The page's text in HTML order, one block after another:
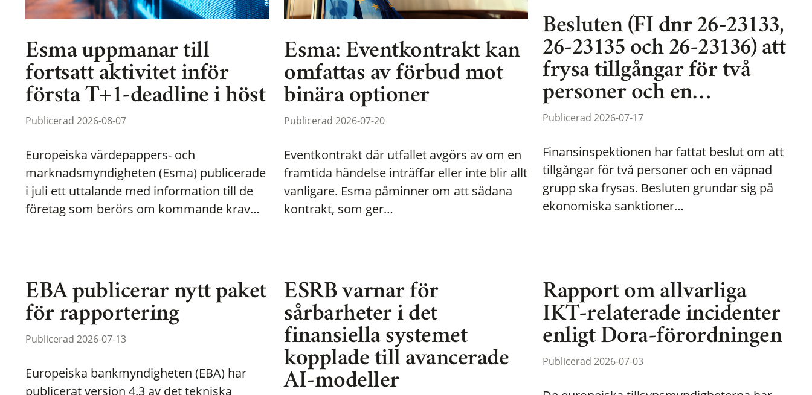
Esma uppmanar till
fortsatt aktivitet inför
första T+1-deadline i höst
Publicerad 2026-08-07
Europeiska värdepappers- och
marknadsmyndigheten (Esma) publicerade
i juli ett uttalande med information till de
företag som berörs om kommande krav…
Esma: Eventkontrakt kan
omfattas av förbud mot
binära optioner
Publicerad 2026-07-20
Eventkontrakt där utfallet avgörs av om en
framtida händelse inträffar eller inte blir allt
vanligare. Esma påminner om att sådana
kontrakt, som ger…
Besluten (FI dnr 26-23133,
26-23135 och 26-23136) att
frysa tillgångar för två
personer och en…
Publicerad 2026-07-17
Finansinspektionen har fattat beslut om att
tillgångar för två personer och en väpnad
grupp ska frysas. Besluten grundar sig på
ekonomiska sanktioner…
EBA publicerar nytt paket
för rapportering
Publicerad 2026-07-13
Europeiska bankmyndigheten (EBA) har
publicerat version 4.3 av det tekniska
ESRB varnar för
sårbarheter i det
finansiella systemet
kopplade till avancerade
AI-modeller
Rapport om allvarliga
IKT-relaterade incidenter
enligt Dora-förordningen
Publicerad 2026-07-03